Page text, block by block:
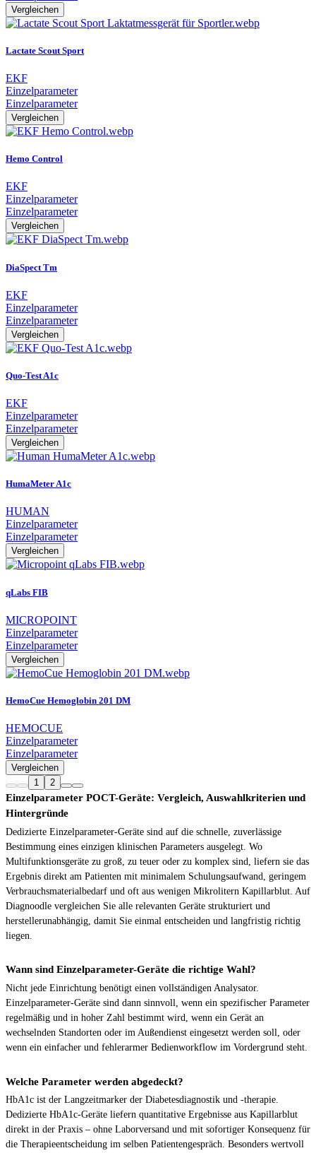
Vergleichen
Lactate Scout Sport
EKF
Einzelparameter
Einzelparameter
Vergleichen
Hemo Control
EKF
Einzelparameter
Einzelparameter
Vergleichen
DiaSpect Tm
EKF
Einzelparameter
Einzelparameter
Vergleichen
Quo-Test A1c
EKF
Einzelparameter
Einzelparameter
Vergleichen
HumaMeter A1c
HUMAN
Einzelparameter
Einzelparameter
Vergleichen
qLabs FIB
MICROPOINT
Einzelparameter
Einzelparameter
Vergleichen
HemoCue Hemoglobin 201 DM
HEMOCUE
Einzelparameter
Einzelparameter
Vergleichen
1
2
Einzelparameter POCT-Geräte: Vergleich, Auswahlkriterien und
Hintergründe
Dedizierte Einzelparameter-Geräte sind auf die schnelle, zuverlässige
Bestimmung eines einzigen klinischen Parameters ausgelegt. Wo
Multifunktionsgeräte zu groß, zu teuer oder zu komplex sind, liefern sie das
Ergebnis direkt am Patienten mit minimalem Schulungsaufwand, geringem
Verbrauchsmaterialbedarf und oft aus wenigen Mikrolitern Kapillarblut. Auf
Diagnoodle vergleichen Sie alle relevanten Geräte strukturiert und
herstellerunabhängig, damit Sie einmal entscheiden und langfristig richtig
liegen.
Wann sind Einzelparameter-Geräte die richtige Wahl?
Nicht jede Einrichtung benötigt einen vollständigen Analysator.
Einzelparameter-Geräte sind dann sinnvoll, wenn ein spezifischer Parameter
regelmäßig und in hoher Zahl bestimmt wird, wenn ein Gerät an
wechselnden Standorten oder im Außendienst eingesetzt werden soll, oder
wenn ein einfacher und fehlerarmer Bedienworkflow im Vordergrund steht.
Welche Parameter werden abgedeckt?
HbA1c ist der Langzeitmarker der Diabetesdiagnostik und -therapie.
Dedizierte HbA1c-Geräte liefern quantitative Ergebnisse aus Kapillarblut
direkt in der Praxis – ohne Laborversand und mit sofortiger Konsequenz für
die Therapieentscheidung im selben Patientengespräch. Besonders wertvoll